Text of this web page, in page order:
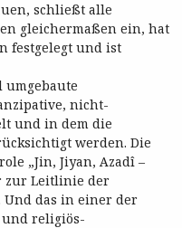
schließt alle
gleichermaßen ein, hat
festgelegt und ist
umgebaute
nicht-
und in dem die
werden. Die
„Jin, Jiyan, Azadî –
zur Leitlinie der
das in einer der
religiös-